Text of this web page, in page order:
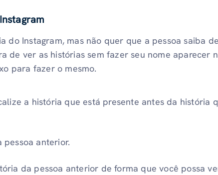
do Instagram, mas não quer que a pessoa saiba
de ver as histórias sem fazer seu nome aparecer
para fazer o mesmo.
a história que está presente antes da história
anterior.
da pessoa anterior de forma que você possa